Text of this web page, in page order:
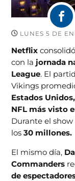
LUNES 5 DE
Netflix
con la jornada
League. El
Vikings
Estados Unidos,
NFL más visto
Durante el
los 30 millones.
El mismo día,
Commanders
de